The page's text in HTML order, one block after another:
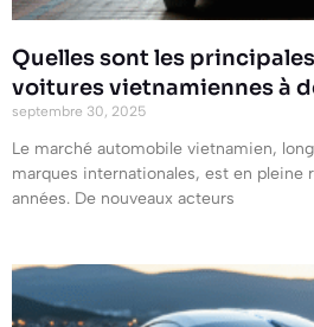
Quelles sont les
voitures vietnamiennes à
septembre 30, 2025
Le marché automobile vietnamien,
marques internationales, est en pleine
années. De nouveaux acteurs